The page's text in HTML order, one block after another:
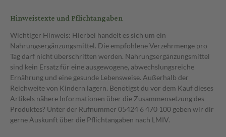
Hinweistexte und Pflichtangaben
Wichtiger Hinweis: Hierbei handelt es sich um ein
Nahrungsergänzungsmittel. Die empfohlene Verzehrmenge pro
Tag darf nicht überschritten werden. Nahrungsergänzungsmittel
sind kein Ersatz für eine ausgewogene, abwechslungsreiche
Ernährung und eine gesunde Lebensweise. Außerhalb der
Reichweite von Kindern lagern. Benötigst du vor dem Kauf dieses
Artikels nähere Informationen über die Zusammensetzung des
Produktes? Unter der Rufnummer 05424 6 470 100 geben wir dir
gerne Auskunft über die Pflichtangaben nach LMIV.